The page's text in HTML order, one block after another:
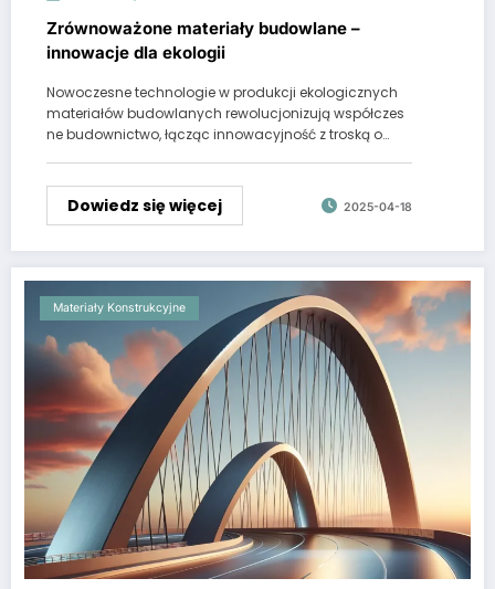
Zrównoważone materiały budowlane –
innowacje dla ekologii
Nowoczesne technologie w produkcji ekologicznych
materiałów budowlanych rewolucjonizują współczes
ne budownictwo, łącząc innowacyjność z troską o…
Dowiedz się więcej 2025-04-18
Materiały Konstrukcyjne